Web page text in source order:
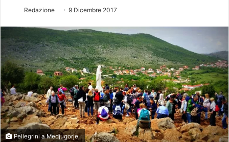
Redazione 9 Dicembre 2017
Pellegrini a Medjugorje.